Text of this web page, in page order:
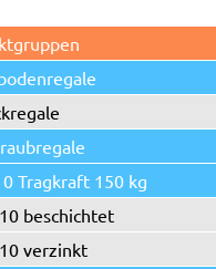
Tragkraft 150 kg
beschichtet
verzinkt